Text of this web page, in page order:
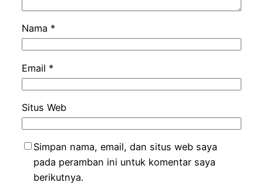
Nama *
Email *
Situs Web
Simpan nama, email, dan situs web saya
pada peramban ini untuk komentar saya
berikutnya.